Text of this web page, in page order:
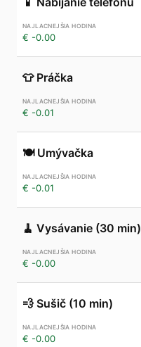
€ -0.00
👕 Práčka
€ -0.01
🍽️ Umývačka
€ -0.01
🧹 Vysávanie (30 min)
€ -0.00
💨 Sušič (10 min)
€ -0.00